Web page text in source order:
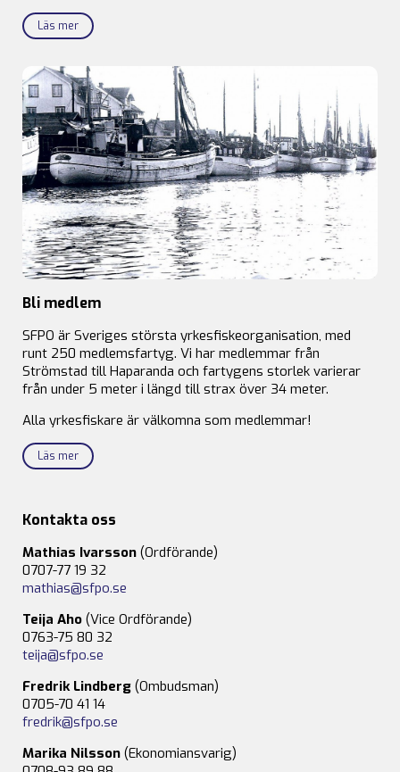
Läs mer
Bli medlem
SFPO är Sveriges största yrkesfiskeorganisation, med
runt 250 medlemsfartyg. Vi har medlemmar från
Strömstad till Haparanda och fartygens storlek varierar
från under 5 meter i längd till strax över 34 meter.
Alla yrkesfiskare är välkomna som medlemmar!
Läs mer
Kontakta oss
Mathias Ivarsson (Ordförande)
0707-77 19 32
mathias@sfpo.se
Teija Aho (Vice Ordförande)
0763-75 80 32
teija@sfpo.se
Fredrik Lindberg (Ombudsman)
0705-70 41 14
fredrik@sfpo.se
Marika Nilsson (Ekonomiansvarig)